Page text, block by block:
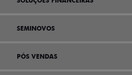
SEMINOVOS
PÓS VENDAS